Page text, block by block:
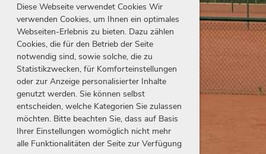
Diese Webseite verwendet Cookies Wir
verwenden Cookies, um Ihnen ein optimales
Webseiten-Erlebnis zu bieten. Dazu zählen
Cookies, die für den Betrieb der Seite
notwendig sind, sowie solche, die zu
Statistikzwecken, für Komforteinstellungen
oder zur Anzeige personalisierter Inhalte
genutzt werden. Sie können selbst
entscheiden, welche Kategorien Sie zulassen
möchten. Bitte beachten Sie, dass auf Basis
Ihrer Einstellungen womöglich nicht mehr
alle Funktionalitäten der Seite zur Verfügung